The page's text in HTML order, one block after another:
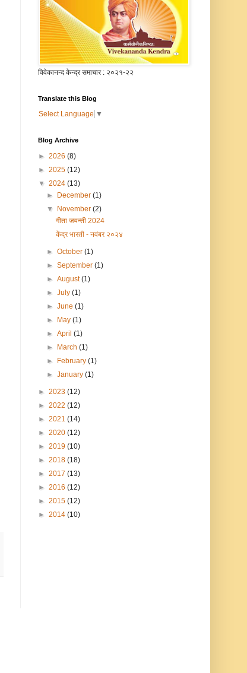
विवेकानन्द केन्द्र समाचार : २०२१-२२
Translate this Blog
Select Language ▼
Blog Archive
► 2026 (8)
► 2025 (12)
▼ 2024 (13)
► December(1)
▼ November(2)
गीता जयन्ती 2024
केंद्र भारती - नवंबर २०२४
►October(1)
►September(1)
►August(1)
►July(1)
►June(1)
► May(1)
►April(1)
► March(1)
► February(1)
►January(1)
► 2023 (12)
► 2022 (12)
► 2021 (14)
► 2020 (12)
► 2019 (10)
► 2018 (18)
► 2017 (13)
► 2016 (12)
► 2015 (12)
► 2014 (10)